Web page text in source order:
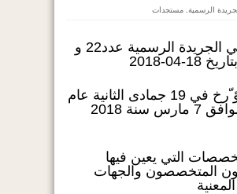
الرسمية, مستجدات
تجدون في الجريدة الرسمية عدد22 و
04-2018
ّ قرار مؤ ّرخ في 19 جمادى الثانية عام
1439 الموافق 7 مارس سنة 2018
التي يعين فيها
المتخصصون والجهات